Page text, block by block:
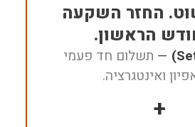
החזר השקעה
הראשון.
— תשלום חד פעמי
ואינטגרציה.
+